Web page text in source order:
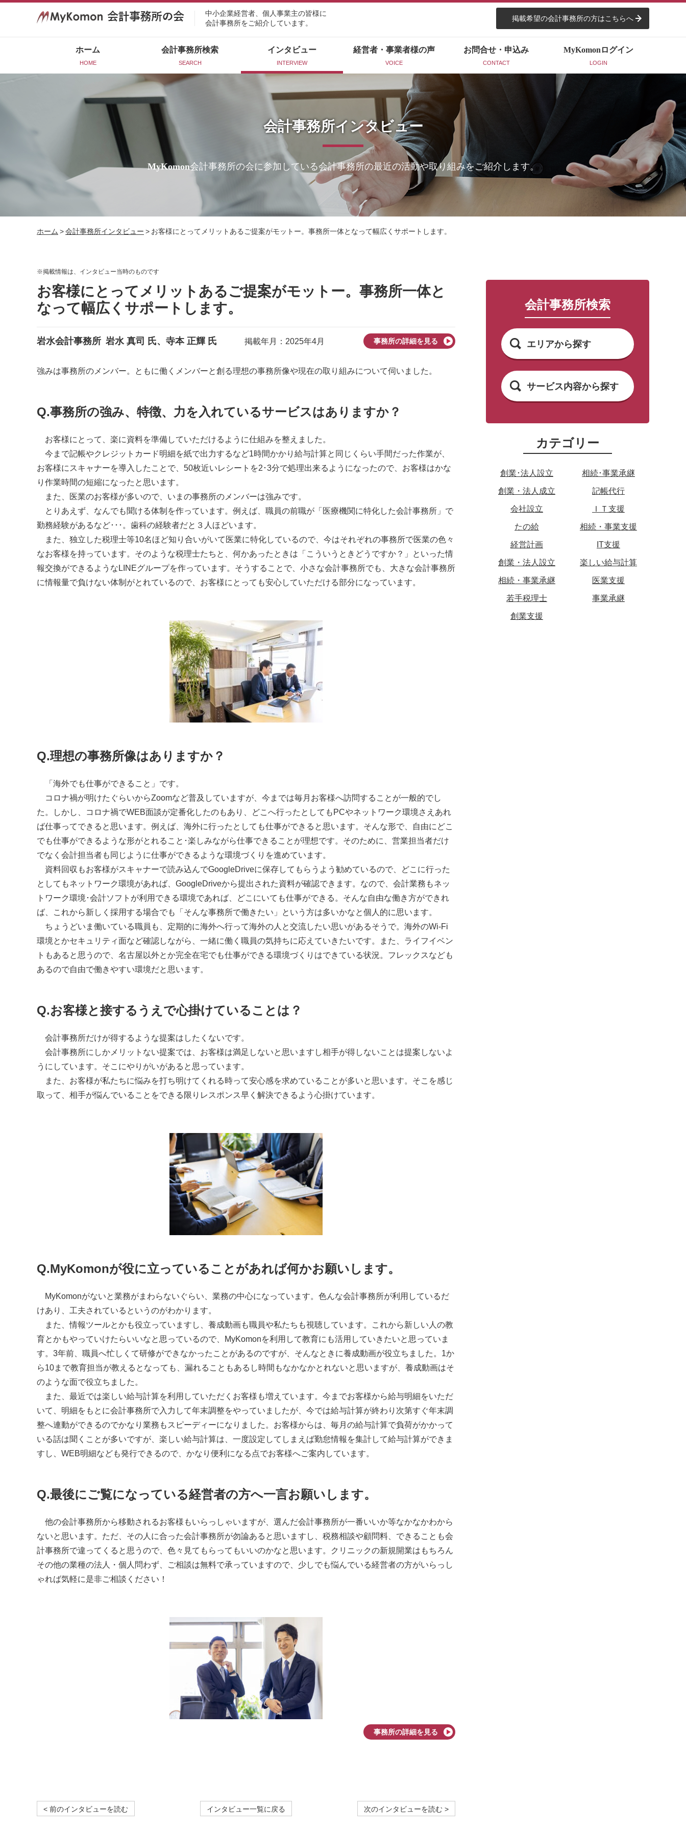
中小企業経営者、個人事業主の皆様に
会計事務所をご紹介しています。
掲載希望の会計事務所の方はこちらへ
ホーム
HOME
会計事務所検索
SEARCH
インタビュー
INTERVIEW
経営者・事業者様の声
VOICE
お問合せ・申込み
CONTACT
MyKomon ログイン
LOGIN
会計事務所インタビュー
MyKomon会計事務所の会に参加している会計事務所の最近の活動や取り組みをご紹介します。
ホーム >会計事務所インタビュー > お客様にとってメリットあるご提案がモットー。事務所一体となって幅広くサポートします。
※掲載情報は、インタビュー当時のものです
お客様にとってメリットあるご提案がモットー。事務所一体と
なって幅広くサポートします。
岩水会計事務所 岩水 真司 氏、寺本 正輝 氏 掲載年月：2025年4月 事務所の詳細を見る
強みは事務所のメンバー。ともに働くメンバーと創る理想の事務所像や現在の取り組みについて伺いました。
Q.事務所の強み、特徴、力を入れているサービスはありますか？
お客様にとって、楽に資料を準備していただけるように仕組みを整えました。
今まで記帳やクレジットカード明細を紙で出力するなど1時間かかり給与計算と同じくらい手間だった作業が、
お客様にスキャナーを導入したことで、 50枚近いレシートを2 ･3分で処理出来るようになったので、お客様はかな
り作業時間の短縮になったと思います。
また、医業のお客様が多いので、いまの事務所のメンバーは強みです。
とりあえず、なんでも聞ける体制を作っています。例えば、職員の前職が「医療機関に特化した会計事務所」で
勤務経験があるなど･･･。歯科の経験者だと３人ほどいます。
また、独立した税理士等10名ほど知り合いがいて医業に特化しているので、今はそれぞれの事務所で医業の色々
なお客様を持っています。そのような税理士たちと、何かあったときは「こういうときどうですか？」といった情
報交換ができるような LINEグループを作っています。そうすることで、小さな会計事務所でも、大きな会計事務所
に情報量で負けない体制がとれているので、お客様にとっても安心していただける部分になっています。
Q.理想の事務所像はありますか？
「海外でも仕事ができること」です。
コロナ禍が明けたぐらいからZoomなど普及していますが、今までは毎月お客様へ訪問することが一般的でし
た。しかし、コロナ禍でWEB面談が定番化したのもあり、どこへ行ったとしても PCやネットワーク環境さえあれ
ば仕事ってできると思います。例えば、海外に行ったとしても仕事ができると思います。そんな形で、自由にどこ
でも仕事ができるような形がとれること･楽しみながら仕事できることが理想です。そのために、営業担当者だけ
でなく会計担当者も同じように仕事ができるような環境づくりを進めています。
資料回収もお客様がスキャナーで読み込んでGoogleDriveに保存してもらうよう勧めているので、どこに行った
としてもネットワーク環境があれば、 GoogleDriveから提出された資料が確認できます。なので、会計業務もネッ
トワーク環境･会計ソフトが利用できる環境であれば、どこにいても仕事ができる。そんな自由な働き方ができれ
ば、これから新しく採用する場合でも「そんな事務所で働きたい」という方は多いかなと個人的に思います。
ちょうどいま働いている職員も、定期的に海外へ行って海外の人と交流したい思いがあるそうで。海外のWi-Fi
環境とかセキュリティ面など確認しながら、一緒に働く職員の気持ちに応えていきたいです。また、ライフイベン
トもあると思うので、名古屋以外とか完全在宅でも仕事ができる環境づくりはできている状況。フレックスなども
あるので自由で働きやすい環境だと思います。
Q.お客様と接するうえで心掛けていることは？
会計事務所だけが得するような提案はしたくないです。
会計事務所にしかメリットない提案では、お客様は満足しないと思いますし相手が得しないことは提案しないよ
うにしています。そこにやりがいがあると思っています。
また、お客様が私たちに悩みを打ち明けてくれる時って安心感を求めていることが多いと思います。そこを感じ
取って、相手が悩んでいることをできる限りレスポンス早く解決できるよう心掛けています。
Q.MyKomonが役に立っていることがあれば何かお願いします。
MyKomonがないと業務がまわらないぐらい、業務の中心になっています。色んな会計事務所が利用しているだ
けあり、工夫されているというのがわかります。
また、情報ツールとかも役立っていますし、養成動画も職員や私たちも視聴しています。これから新しい人の教
育とかもやっていけたらいいなと思っているので、
MyKomonを利用して教育にも活用していきたいと思っていま
す。 3年前、職員へ忙しくて研修ができなかったことがあるのですが、そんなときに養成動画が役立ちました。 1か
ら10まで教育担当が教えるとなっても、漏れることもあるし時間もなかなかとれないと思いますが、養成動画はそ
のような面で役立ちました。
また、最近では楽しい給与計算を利用していただくお客様も増えています。今までお客様から給与明細をいただ
いて、明細をもとに会計事務所で入力して年末調整をやっていましたが、今では給与計算が終わり次第すぐ年末調
整へ連動ができるのでかなり業務もスピーディーになりました。お客様からは、毎月の給与計算で負荷がかかって
いる話は聞くことが多いですが、楽しい給与計算は、一度設定してしまえば勤怠情報を集計して給与計算ができま
すし、 WEB明細なども発行できるので、かなり便利になる点でお客様へご案内しています。
Q.最後にご覧になっている経営者の方へ一言お願いします。
他の会計事務所から移動されるお客様もいらっしゃいますが、選んだ会計事務所が一番いいか等なかなかわから
ないと思います。ただ、その人に合った会計事務所が勿論あると思いますし、税務相談や顧問料、できることも会
計事務所で違ってくると思うので、色々見てもらってもいいのかなと思います。クリニックの新規開業はもちろん
その他の業種の法人・個人問わず、ご相談は無料で承っていますので、少しでも悩んでいる経営者の方がいらっし
ゃれば気軽に是非ご相談ください！
事務所の詳細を見る
< 前のインタビューを読む インタビュー一覧に戻る 次のインタビューを読む >
会計事務所検索
エリアから探す
サービス内容から探す
カテゴリー
創業･法人設立 相続･事業承継
創業・法人成立 記帳代行
会社設立 ＩＴ支援
たの給 相続・事業支援
経営計画 IT支援
創業・法人設立 楽しい給与計算
相続・事業承継 医業支援
若手税理士 事業承継
創業支援